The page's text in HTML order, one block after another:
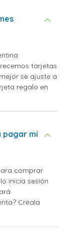
tarjetas
se ajuste a
regalo en
pagar mi
comprar
inicia sesión
Créala